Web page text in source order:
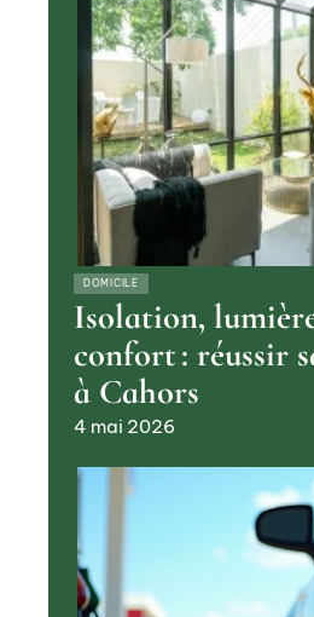
DOMICILE
Isolation,
confort : réussir
à Cahors
4 mai 2026